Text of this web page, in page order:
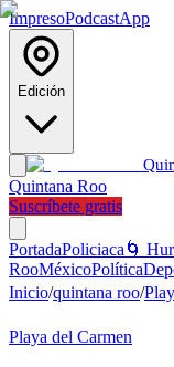
ImpresoPodcastApp
Edición
Quintana Roo
Suscríbete gratis
PortadaPoliciaca 🌀
RooMéxicoPolítica
Inicio/quintana roo/
Playa del Carmen